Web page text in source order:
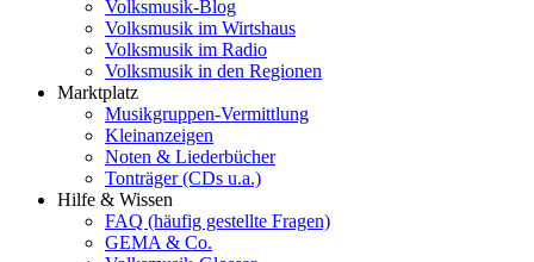
Volksmusik-Blog
Volksmusik im Wirtshaus
Volksmusik im Radio
Volksmusik in den Regionen
Marktplatz
Musikgruppen-Vermittlung
Kleinanzeigen
Noten & Liederbücher
Tonträger (CDs u.a.)
Hilfe & Wissen
FAQ (häufig gestellte Fragen)
GEMA & Co.